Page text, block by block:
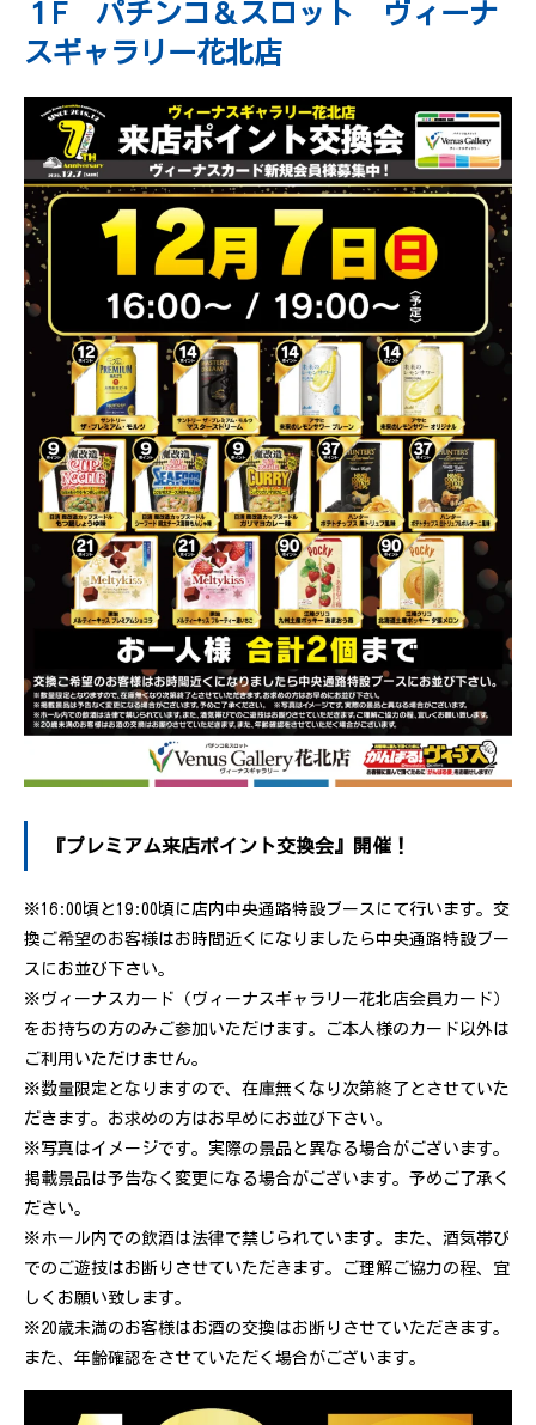
１F パチンコ＆スロット ヴィーナ
スギャラリー花北店
『プレミアム来店ポイント交換会』開催！
※16:00頃と19:00頃に店内中央通路特設ブースにて行います。交
換ご希望のお客様はお時間近くになりましたら中央通路特設ブー
スにお並び下さい。
※ヴィーナスカード（ヴィーナスギャラリー花北店会員カード）
をお持ちの方のみご参加いただけます。ご本人様のカード以外は
ご利用いただけません。
※数量限定となりますので、在庫無くなり次第終了とさせていた
だきます。お求めの方はお早めにお並び下さい。
※写真はイメージです。実際の景品と異なる場合がございます。
掲載景品は予告なく変更になる場合がございます。予めご了承く
ださい。
※ホール内での飲酒は法律で禁じられています。また、酒気帯び
でのご遊技はお断りさせていただきます。ご理解ご協力の程、宜
しくお願い致します。
※20歳未満のお客様はお酒の交換はお断りさせていただきます。
また、年齢確認をさせていただく場合がございます。